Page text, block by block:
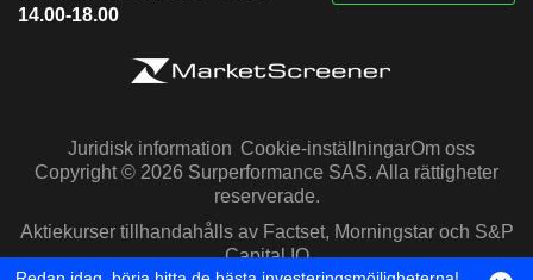
14.00-18.00
Juridisk information Cookie-inställningarOm oss
Copyright © 2026 Surperformance SAS. Alla rättigheter
reserverade.
Aktiekurser tillhandahålls av Factset, Morningstar och S&P
Capital IQ